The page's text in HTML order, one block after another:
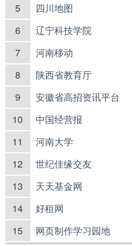
5 四川地图
6 辽宁科技学院
7 河南移动
8 陕西省教育厅
9 安徽省高招资讯平台
10 中国经营报
11 河南大学
12 世纪佳缘交友
13 天天基金网
14 好租网
15 网页制作学习园地